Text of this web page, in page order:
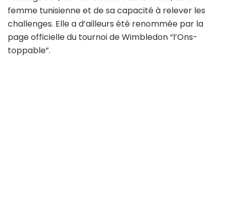
femme tunisienne et de sa capacité à relever les
challenges. Elle a d’ailleurs été renommée par la
page officielle du tournoi de Wimbledon “l’Ons-
toppable”.